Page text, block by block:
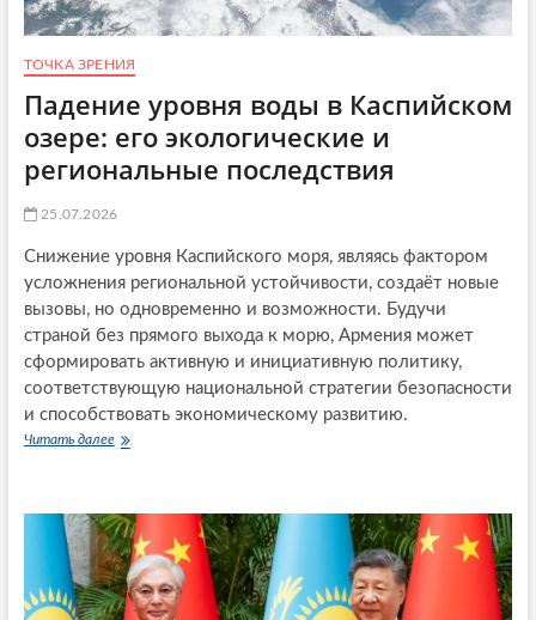
к
р
и
н
и
п
и
ё
з
д
е
с
К
и
т
ТОЧКА ЗРЕНИЯ
Падение уровня воды в Каспийском
озере: его экологические и
региональные последствия
25.07.2026
Снижение уровня Каспийского моря, являясь фактором
усложнения региональной устойчивости, создаёт новые
вызовы, но одновременно и возможности. Будучи
страной без прямого выхода к морю, Армения может
сформировать активную и инициативную политику,
соответствующую национальной стратегии безопасности
и способствовать экономическому развитию.
Читать далееП
н
и
е
у
р